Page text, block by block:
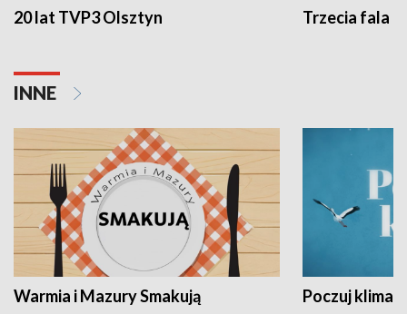
20 lat TVP3 Olsztyn Trzecia fala -
INNE
Warmia i Mazury Smakują Poczuj klimat